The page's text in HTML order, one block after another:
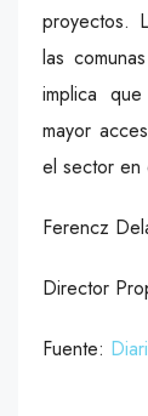
proyectos.
las
implica
mayor
el sector en
Ferencz
Director
Fuente: